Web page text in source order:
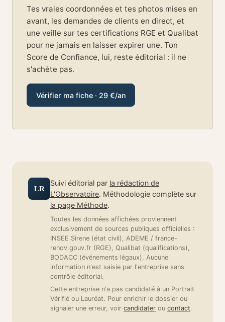
Tes vraies coordonnées et tes photos mises en
avant, les demandes de clients en direct, et
une veille sur tes certifications RGE et Qualibat
pour ne jamais en laisser expirer une. Ton
Score de Confiance, lui, reste éditorial : il ne
s'achète pas.
Vérifier ma fiche · 29 €/an
LR
Suivi éditorial par la rédaction de
L'Observatoire. Méthodologie complète sur
la page Méthode.
Toutes les données affichées proviennent
exclusivement de sources publiques officielles :
INSEE Sirene (état civil), ADEME / france-
renov.gouv.fr (RGE), Qualibat (qualifications),
BODACC (événements légaux). Aucune
information n'est saisie par l'entreprise sans
contrôle éditorial.
Cette entreprise n'a pas candidaté à un Portrait
Vérifié ou Lauréat. Pour enrichir le dossier ou
signaler une erreur, voir candidater ou contact.